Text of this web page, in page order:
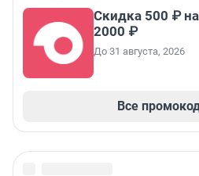
Скидка 500 ₽
2000 ₽
До 31 августа, 2026
Все